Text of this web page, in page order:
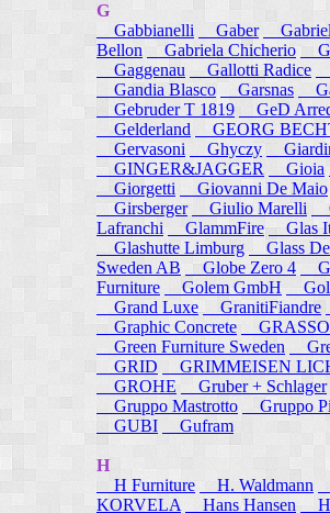
G
Gabbianelli
Gaber
Bellon
Gabriela Chicherio
Gaggenau
Gallotti Radice
Gandia Blasco
Garsnas
Gebruder T 1819
GeD
Gelderland
GEORG
Gervasoni
Ghyczy
GINGER&JAGGER
Gioia
Giorgetti
Giovanni De Maio
Girsberger
Giulio Marelli
Lafranchi
GlammFire Glas
Glashutte Limburg
Glass
Sweden AB
Globe Zero 4
Furniture
Golem GmbH
Grand Luxe
GranitiFiandre
Graphic Concrete
Green Furniture Sweden
GRID
GRIMMEISEN
GROHE
Gruber + Schlager
Gruppo Mastrotto
Gruppo
GUBI
Gufram
H
H Furniture
H. Waldmann
KORVELA
Hans Hansen